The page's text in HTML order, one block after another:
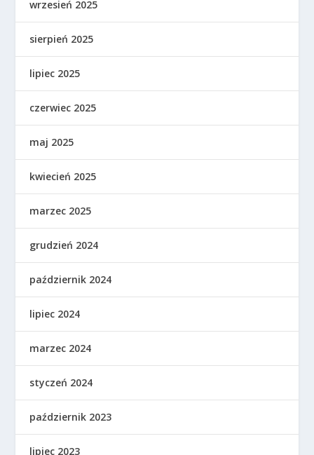
wrzesień 2025
sierpień 2025
lipiec 2025
czerwiec 2025
maj 2025
kwiecień 2025
marzec 2025
grudzień 2024
październik 2024
lipiec 2024
marzec 2024
styczeń 2024
październik 2023
lipiec 2023